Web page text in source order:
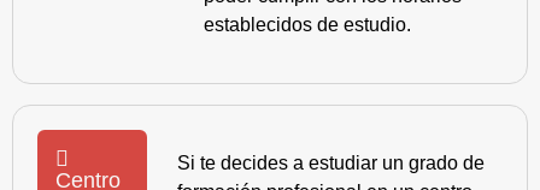
establecidos de estudio.
Centro
Si te decides a estudiar un grado de